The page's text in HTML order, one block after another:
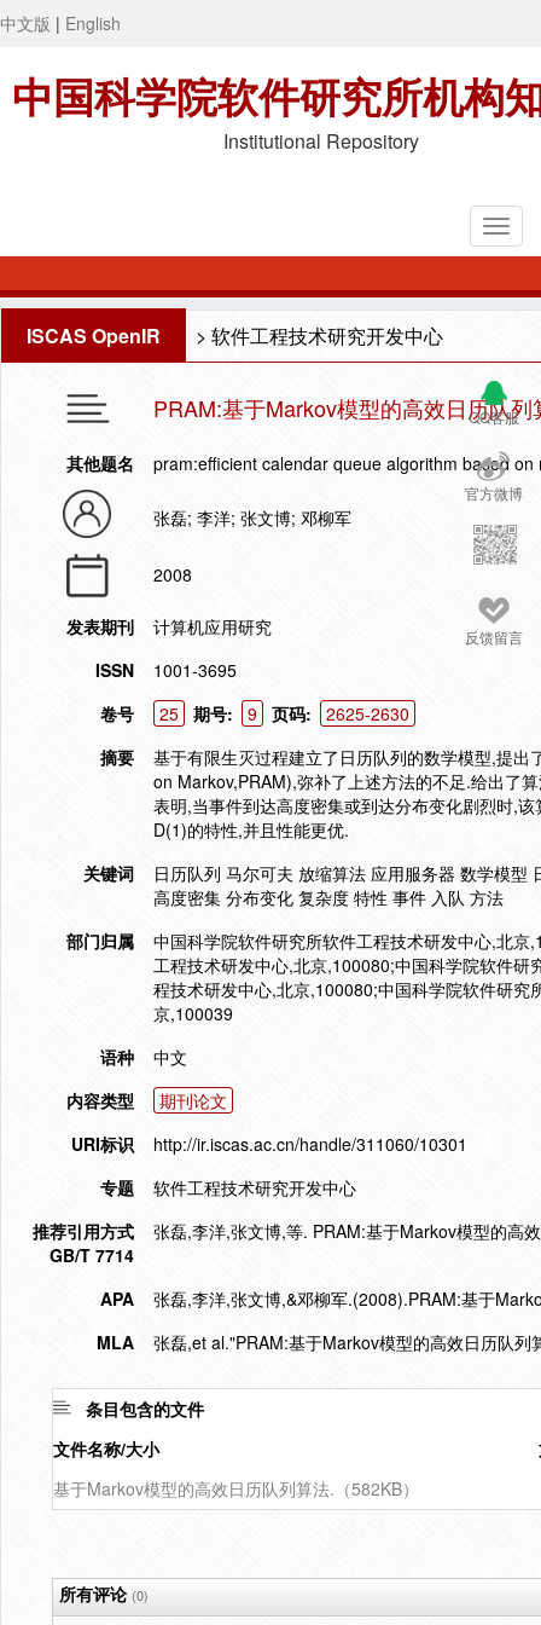
中文版 | English
中国科学院软件研究所机构
Institutional Repository
ISCAS OpenIR > 软件工程技术研究开发中心
QQ客服
官方微博
反馈留言
PRAM:基于Markov模型的高效日历队列
其他题名 pram:efficient calendar queue algorithm based on
张磊; 李洋; 张文博; 邓柳军
2008
发表期刊
计算机应用研究
ISSN
1001-3695
卷号
25 期号: 9 页码:
2625-2630
摘要
基于有限生灭过程建立了日历队列的数学模型,提
on Markov,PRAM),弥补了上述方法的不足.给出了
表明,当事件到达高度密集或到达分布变化剧烈时,
D(1)的特性,并且性能更优.
关键词
日历队列 马尔可夫 放缩算法 应用服务器 数学模
高度密集 分布变化 复杂度 特性 事件 入队 方法
部门归属
中国科学院软件研究所软件工程技术研发中心,北
工程技术研发中心,北京,100080;中国科学院软件
程技术研发中心,北京,100080;中国科学院软件研
京,100039
语种
中文
内容类型
期刊论文
URI标识
http://ir.iscas.ac.cn/handle/311060/10301
专题
软件工程技术研究开发中心
推荐引用方式
GB/T 7714
张磊,李洋,张文博,等. PRAM:基于Markov模型的高
APA
张磊,李洋,张文博,&邓柳军.(2008).PRAM:基于
MLA
张磊,et al."PRAM:基于Markov模型的高效日历队列
条目包含的文件
文件名称/大小
基于Markov模型的高效日历队列算法.（582KB）
所有评论(0)